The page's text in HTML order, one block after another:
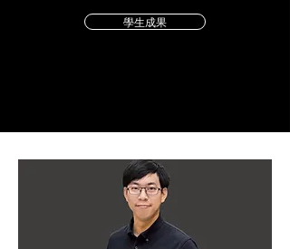
學生成果